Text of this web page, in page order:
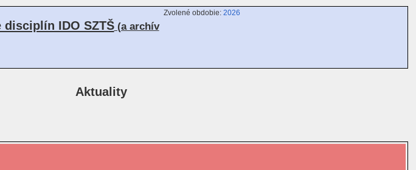
IDO SZTŠ(a archív
Zvolené obdobie: 2026
Aktuality